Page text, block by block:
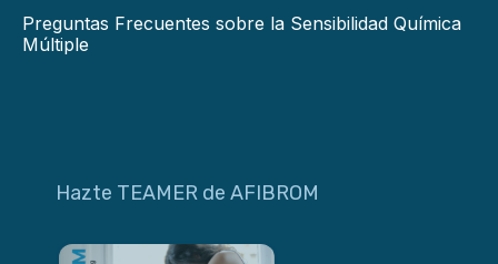
Preguntas Frecuentes sobre la Sensibilidad Química
Múltiple
Hazte TEAMER de AFIBROM